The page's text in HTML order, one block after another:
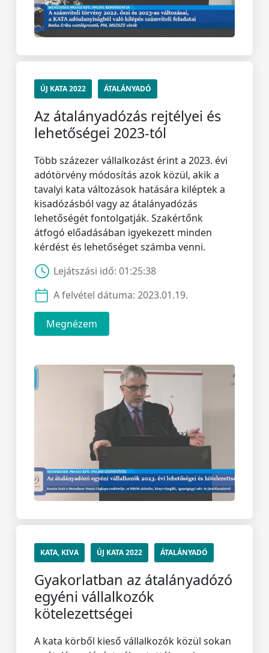
ÚJ KATA 2022 ÁTALÁNYADÓ
Az átalányadózás rejtélyei és
lehetőségei 2023-tól
Több százezer vállalkozást érint a 2023. évi
adótörvény módosítás azok közül, akik a
tavalyi kata változások hatására kiléptek a
kisadózásból vagy az átalányadózás
lehetőségét fontolgatják. Szakértőnk
átfogó előadásában igyekezett minden
kérdést és lehetőséget számba venni.
Lejátszási idő: 01:25:38
A felvétel dátuma: 2023.01.19.
Megnézem
KATA, KIVA ÚJ KATA 2022 ÁTALÁNYADÓ
Gyakorlatban az átalányadózó
egyéni vállalkozók
kötelezettségei
A kata körből kieső vállalkozók közül sokan